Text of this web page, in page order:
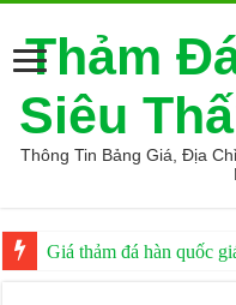
Thảm
Siêu
Thông Tin Bảng Giá, Địa
Giá thảm đá hàn quốc